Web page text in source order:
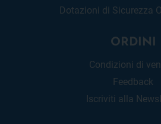
Dotazioni di Sicurezza
ORDINI
Condizioni di
Feedback
Iscriviti alla